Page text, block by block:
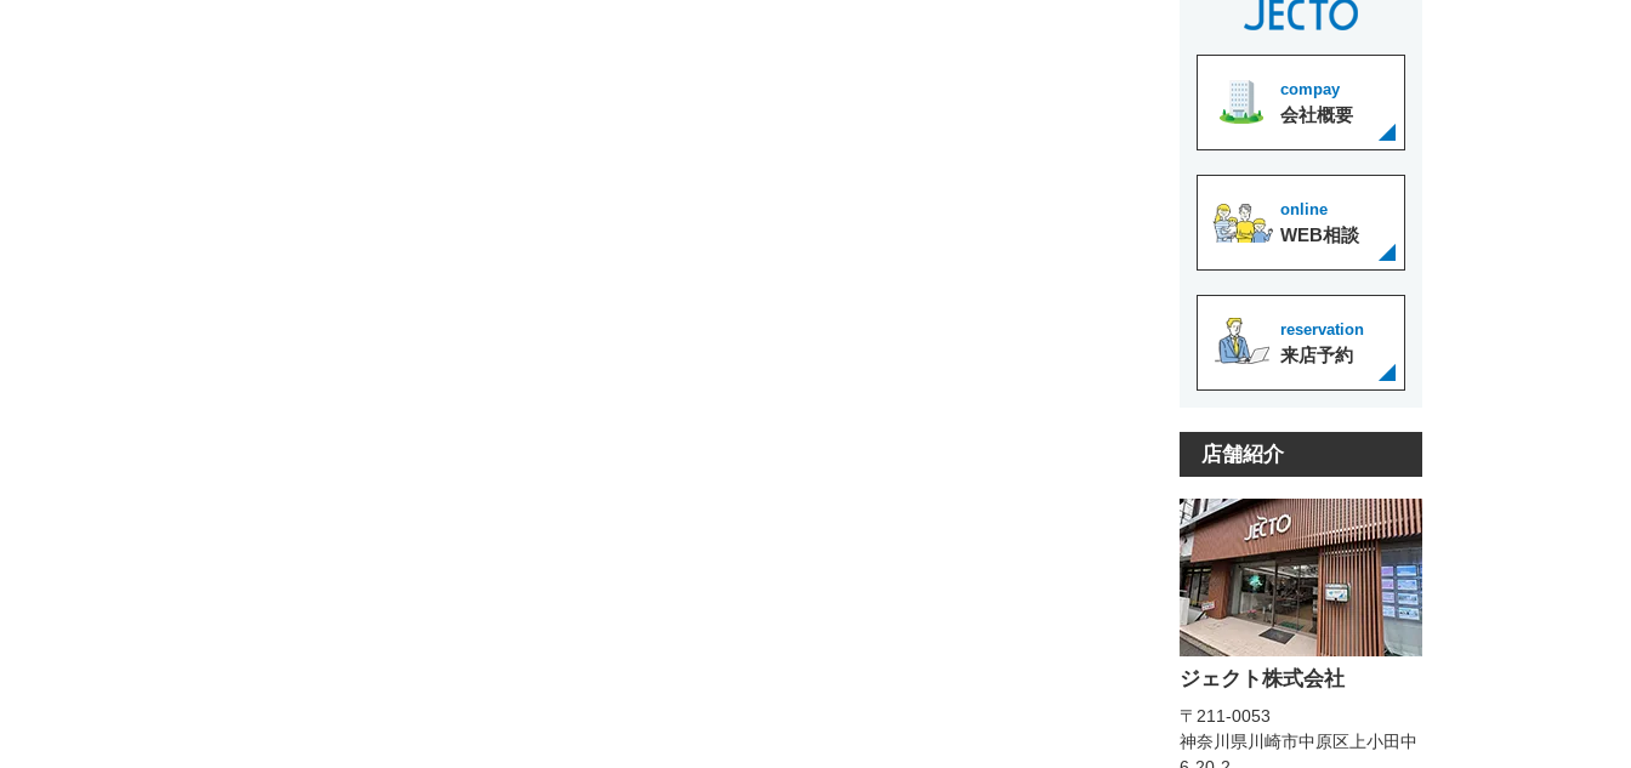
compay
会社概要
online
WEB相談
reservation
来店予約
店舗紹介
ジェクト株式会社
〒211-0053
神奈川県川崎市中原区上小田中